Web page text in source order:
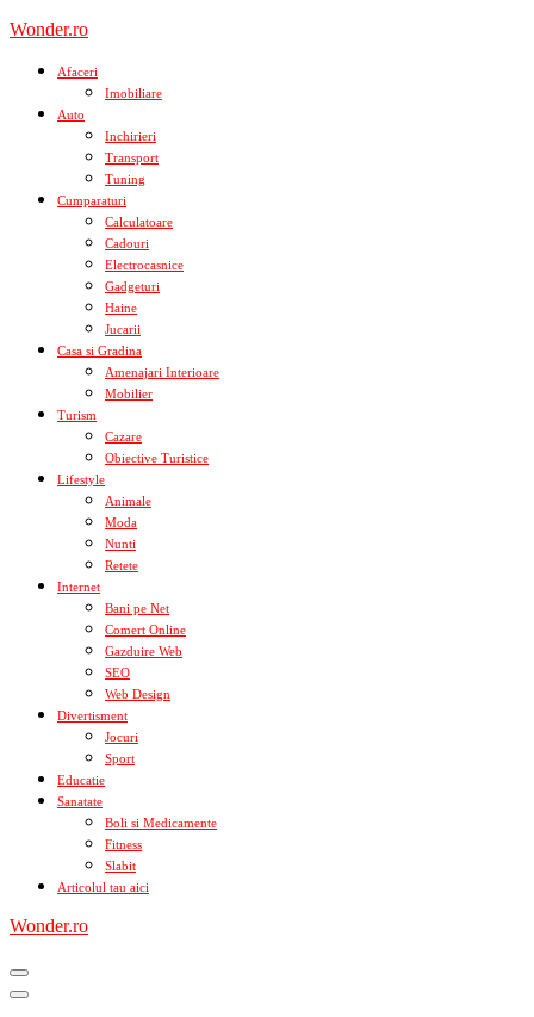
Skip
content
Wonder.ro
Afaceri
Imobiliare
Auto
Inchirieri
Transport
Tuning
Cumparaturi
Calculatoare
Cadouri
Electrocasnice
Gadgeturi
Haine
Jucarii
Casa si Gradina
Amenajari Interioare
Mobilier
Turism
Cazare
Obiective Turistice
Lifestyle
Animale
Moda
Nunti
Retete
Internet
Bani pe Net
Comert Online
Gazduire Web
SEO
Web Design
Divertisment
Jocuri
Sport
Educatie
Sanatate
Boli si Medicamente
Fitness
Slabit
Articolul tau aici
Wonder.ro